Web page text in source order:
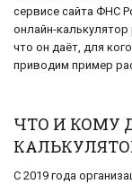
сервисе сайта ФНС
онлайн-калькулятор
что он даёт, для
приводим пример
ЧТО И КОМУ
С 2019 года